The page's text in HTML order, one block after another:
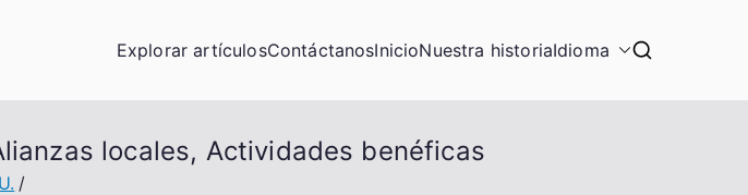
Explorar artículosContáctanosInicioNuestra historiaIdioma
locales, Actividades benéficas